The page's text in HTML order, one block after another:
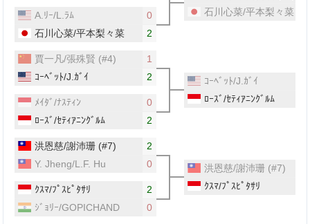
A.ﾘｰ/L.ﾗﾑ
0
石川心菜/平本梨々菜
2
賈一凡/張殊賢 (#4)
1
ｺｰﾍﾞｯﾄ/J.ｶﾞｲ
2
ﾒｲﾀﾞ/ﾅｽﾃｨﾝ
0
ﾛｰｽﾞ/ｾﾃｨｱﾆﾝｸﾞﾙﾑ
2
洪恩慈/謝沛珊(#7)
2
Y. Jheng/L.F. Hu
0
ｸｽﾏ/ﾌﾟｽﾋﾟﾀｻﾘ
2
ｼﾞｮﾘｰ/GOPICHAND
0
石川心菜/平本梨々菜
ｺｰﾍﾞｯﾄ/J.ｶﾞｲ
ﾛｰｽﾞ/ｾﾃｨｱﾆﾝｸﾞﾙﾑ
洪恩慈/謝沛珊(#7)
ｸｽﾏ/ﾌﾟｽﾋﾟﾀｻﾘ